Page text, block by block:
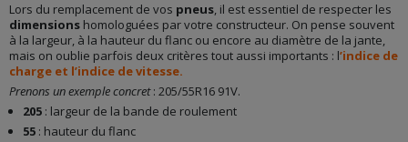
Lors du remplacement de vos pneus, il est essentiel de respecter les
dimensions homologuées par votre constructeur. On pense souvent
à la largeur, à la hauteur du flanc ou encore au diamètre de la jante,
mais on oublie parfois deux critères tout aussi importants : l’indice de
charge et l’indice de vitesse.
Prenons un exemple concret: 205/55R16 91V.
205 : largeur de la bande de roulement
55 : hauteur du flanc